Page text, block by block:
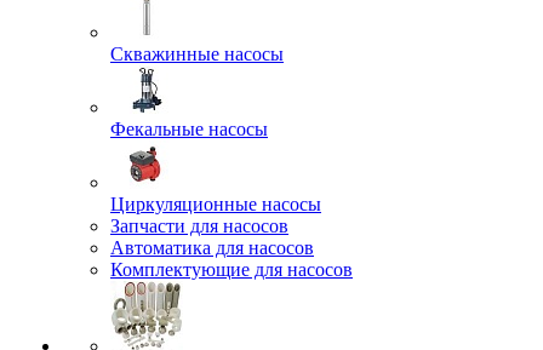
Скважинные насосы
Фекальные насосы
Циркуляционные насосы
Запчасти для насосов
Автоматика для насосов
Комплектующие для насосов